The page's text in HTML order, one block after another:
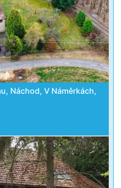
Náchod, V Náměrkách,